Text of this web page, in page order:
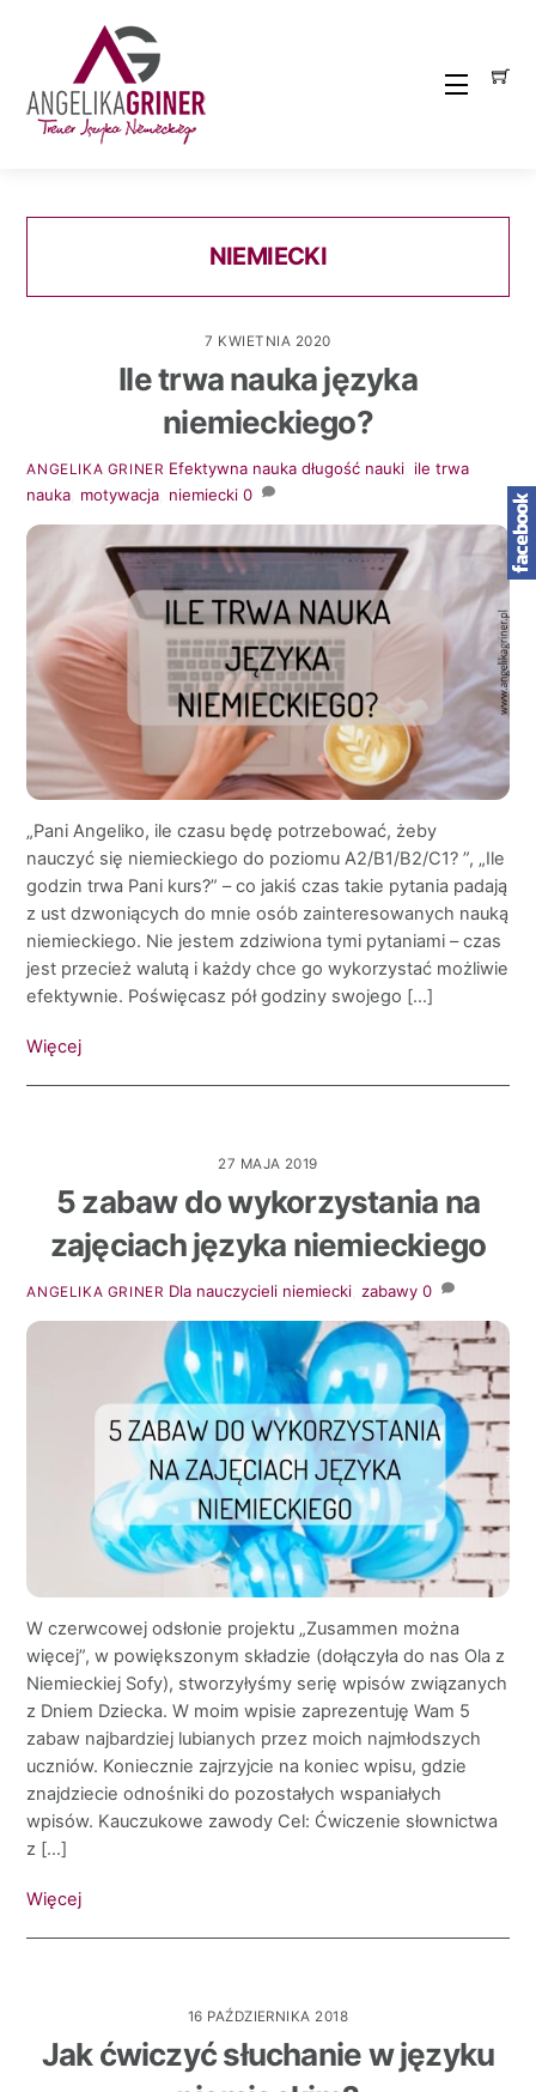
Menu
NIEMIECKI
7 KWIETNIA 2020
Ile trwa nauka języka
niemieckiego?
ANGELIKA GRINER Efektywna nauka długość nauki ile trwa
nauka motywacja niemiecki 0
„Pani Angeliko, ile czasu będę potrzebować, żeby
nauczyć się niemieckiego do poziomu A2/B1/B2/C1? ”, „Ile
godzin trwa Pani kurs?” – co jakiś czas takie pytania padają
z ust dzwoniących do mnie osób zainteresowanych nauką
niemieckiego. Nie jestem zdziwiona tymi pytaniami – czas
jest przecież walutą i każdy chce go wykorzystać możliwie
efektywnie. Poświęcasz pół godziny swojego […]
Więcej
27 MAJA 2019
5 zabaw do wykorzystania na
zajęciach języka niemieckiego
ANGELIKA GRINER Dla nauczycieli niemiecki ,zabawy 0
W czerwcowej odsłonie projektu „Zusammen można
więcej”, w powiększonym składzie (dołączyła do nas Ola z
Niemieckiej Sofy), stworzyłyśmy serię wpisów związanych
z Dniem Dziecka. W moim wpisie zaprezentuję Wam 5
zabaw najbardziej lubianych przez moich najmłodszych
uczniów. Koniecznie zajrzyjcie na koniec wpisu, gdzie
znajdziecie odnośniki do pozostałych wspaniałych
wpisów. Kauczukowe zawody Cel: Ćwiczenie słownictwa
z […]
Więcej
16 PAŹDZIERNIKA 2018
Jak ćwiczyć słuchanie w języku